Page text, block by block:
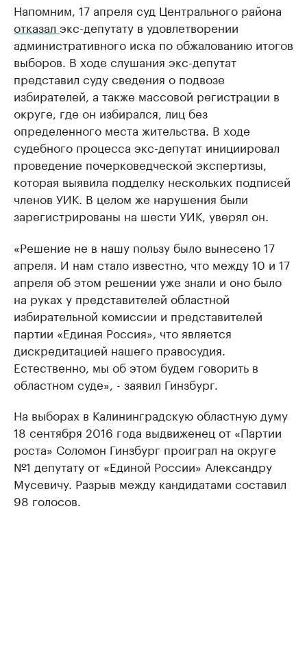
Напомним, 17 апреля суд Центрального района
отказал экс-депутату в удовлетворении
административного иска по обжалованию итогов
выборов. В ходе слушания экс-депутат
представил суду сведения о подвозе
избирателей, а также массовой регистрации в
округе, где он избирался, лиц без
определенного места жительства. В ходе
судебного процесса экс-депутат инициировал
проведение почерковедческой экспертизы,
которая выявила подделку нескольких подписей
членов УИК. В целом же нарушения были
зарегистрированы на шести УИК, уверял он.
«Решение не в нашу пользу было вынесено 17
апреля. И нам стало известно, что между 10 и 17
апреля об этом решении уже знали и оно было
на руках у представителей областной
избирательной комиссии и представителей
партии «Единая Россия», что является
дискредитацией нашего правосудия.
Естественно, мы об этом будем говорить в
областном суде», - заявил Гинзбург.
На выборах в Калининградскую областную думу
18 сентября 2016 года выдвиженец от «Партии
роста» Соломон Гинзбург проиграл на округе
№1 депутату от «Единой России» Александру
Мусевичу. Разрыв между кандидатами составил
98 голосов.